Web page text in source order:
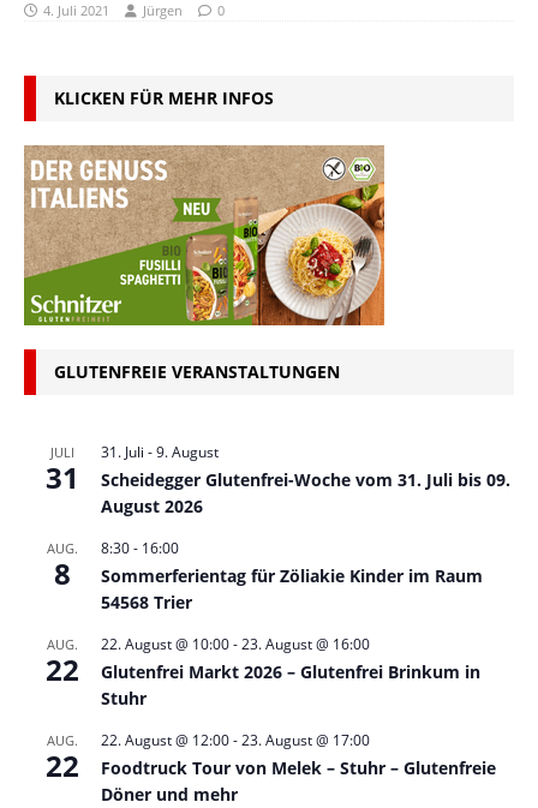
4. Juli 2021 Jürgen 0
KLICKEN FÜR MEHR INFOS
GLUTENFREIE VERANSTALTUNGEN
JULI
31
31. Juli -9. August
Scheidegger Glutenfrei-Woche vom 31. Juli bis 09.
August 2026
AUG.
8
8:30- 16:00
Sommerferientag für Zöliakie Kinder im Raum
54568 Trier
AUG.
22
22. August @ 10:00-23. August @ 16:00
Glutenfrei Markt 2026 – Glutenfrei Brinkum in
Stuhr
AUG.
22
22. August @ 12:00-23. August @ 17:00
Foodtruck Tour von Melek – Stuhr – Glutenfreie
Döner und mehr